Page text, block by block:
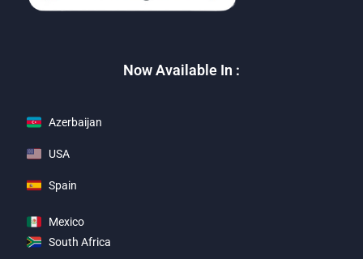
Now Available In :
Azerbaijan
USA
Spain
Mexico
South Africa